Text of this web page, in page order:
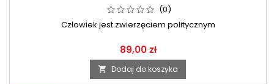
(0)
Człowiek jest zwierzęciem politycznym
89,00 zł
 Dodaj do koszyka